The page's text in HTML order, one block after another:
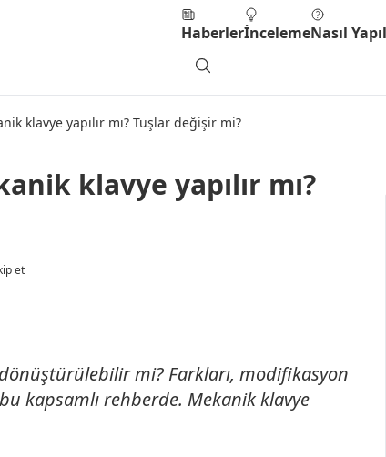
HaberlerİncelemeNasıl
klavye yapılır mı? Tuşlar değişir mi?
klavye yapılır mı?
et
mi? Farkları, modifikasyon
kapsamlı rehberde. Mekanik klavye